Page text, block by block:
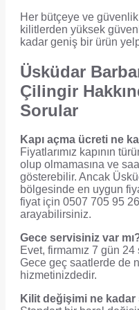
Her bütçeye ve
kilitlerden yüksek
kadar geniş bir ürün
Üsküdar
Çilingir
Sorular
Kapı açma ücreti ne
Fiyatlarımız kapının
olup olmamasına ve
gösterebilir. Ancak
bölgesinde en uygun
fiyat için 0507 705 95
arayabilirsiniz.
Gece servisiniz var
Evet, firmamız 7 gün
Gece geç saatlerde de
hizmetinizdedir.
Kilit değişimi ne kadar